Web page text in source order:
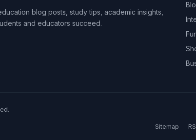
blog posts, study tips, academic insights,
and educators succeed.
Sitemap